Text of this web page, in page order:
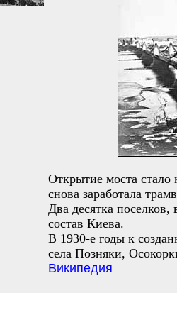
Открытие моста стало
снова заработала
Два десятка
состав Киева.
В 1930-е годы к
села Позняки,
Википедия